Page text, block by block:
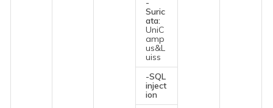
-
Suric
ata:
UniC
amp
us&L
uiss
-SQL
inject
ion